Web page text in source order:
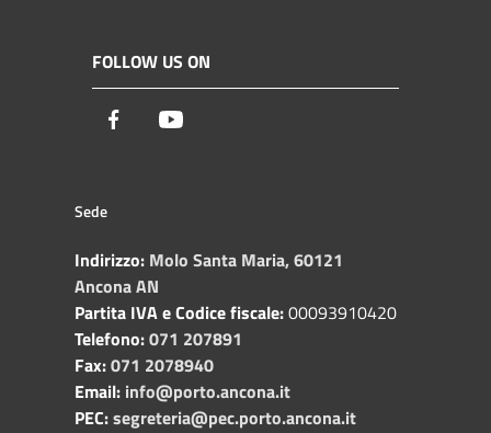
FOLLOW US ON
Facebook
Sede
Indirizzo: Molo Santa Maria, 60121
Ancona AN
Partita IVA e Codice fiscale:00093910420
Telefono:071 207891
Fax:071 2078940
Email: info@porto.ancona.it
PEC:segreteria@pec.porto.ancona.it